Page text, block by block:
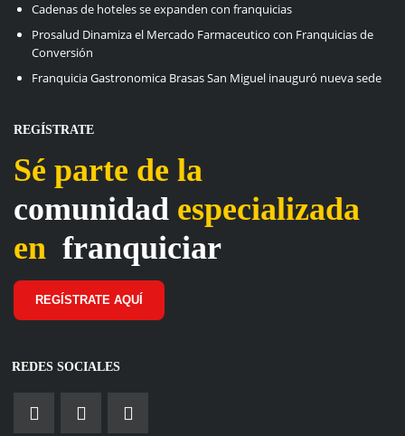
Cadenas de hoteles se expanden con franquicias
Prosalud Dinamiza el Mercado Farmaceutico con Franquicias de
Conversión
Franquicia Gastronomica Brasas San Miguel inauguró nueva sede
REGÍSTRATE
Sé parte de la
comunidad especializada
en franquiciar
REGÍSTRATE AQUÍ
REDES SOCIALES